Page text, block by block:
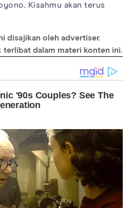
Kisahmu akan terus
disajikan oleh advertiser.
terlibat dalam materi konten ini.